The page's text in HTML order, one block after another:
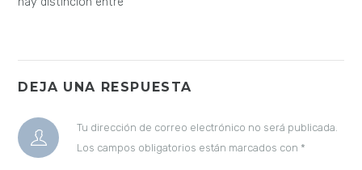
DEJA UNA RESPUESTA
Tu dirección de correo electrónico no será publicada.
Los campos obligatorios están marcados con *